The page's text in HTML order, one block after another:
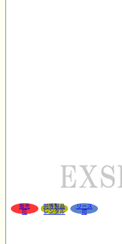
販売
可
同等製品
レンタル
リース
可